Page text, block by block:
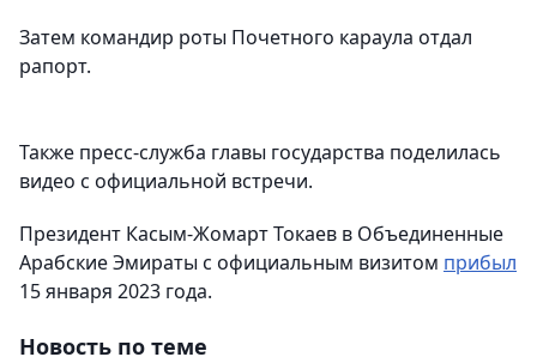
Затем командир роты Почетного караула отдал
рапорт.
Также пресс-служба главы государства поделилась
видео с официальной встречи.
Президент Касым-Жомарт Токаев в Объединенные
Арабские Эмираты с официальным визитом прибыл
15 января 2023 года.
Новость по теме